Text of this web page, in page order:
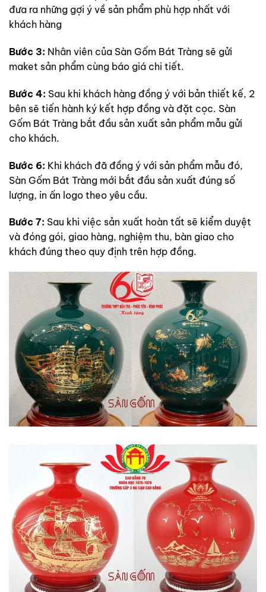
đưa ra những gợi ý về sản phẩm phù hợp nhất với
khách hàng
Bước 3: Nhân viên của Sàn Gốm Bát Tràng sẽ gửi
maket sản phẩm cùng báo giá chi tiết.
Bước 4: Sau khi khách hàng đồng ý với bản thiết kế, 2
bên sẽ tiến hành ký kết hợp đồng và đặt cọc. Sàn
Gốm Bát Tràng bắt đầu sản xuất sản phẩm mẫu gửi
cho khách.
Bước 6: Khi khách đã đồng ý với sản phẩm mẫu đó,
Sàn Gốm Bát Tràng mới bắt đầu sản xuất đúng số
lượng, in ấn logo theo yêu cầu.
Bước 7: Sau khi việc sản xuất hoàn tất sẽ kiểm duyệt
và đóng gói, giao hàng, nghiệm thu, bàn giao cho
khách đúng theo quy định trên hợp đồng.